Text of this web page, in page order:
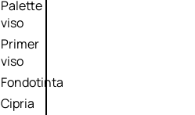
Palette
viso
Primer
viso
Fondotinta
Cipria